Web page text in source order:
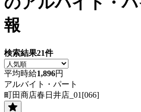
報
検索結果21件
平均時給1,896円
アルバイト・パート
町田商店春日井店_01[066]